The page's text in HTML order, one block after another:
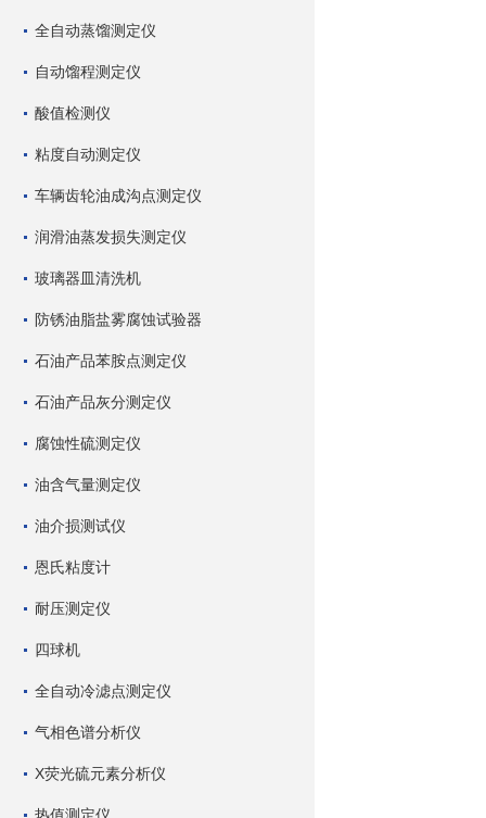
全自动蒸馏测定仪
自动馏程测定仪
酸值检测仪
粘度自动测定仪
车辆齿轮油成沟点测定仪
润滑油蒸发损失测定仪
玻璃器皿清洗机
防锈油脂盐雾腐蚀试验器
石油产品苯胺点测定仪
石油产品灰分测定仪
腐蚀性硫测定仪
油含气量测定仪
油介损测试仪
恩氏粘度计
耐压测定仪
四球机
全自动冷滤点测定仪
气相色谱分析仪
X荧光硫元素分析仪